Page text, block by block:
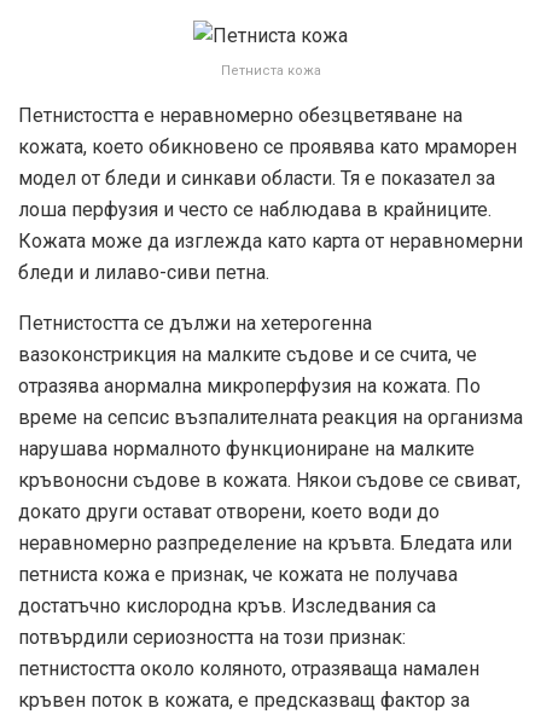
Петниста кожа
Петнистостта е неравномерно обезцветяване на
кожата, което обикновено се проявява като мраморен
модел от бледи и синкави области. Тя е показател за
лоша перфузия и често се наблюдава в крайниците.
Кожата може да изглежда като карта от неравномерни
бледи и лилаво-сиви петна.
Петнистостта се дължи на хетерогенна
вазоконстрикция на малките съдове и се счита, че
отразява анормална микроперфузия на кожата. По
време на сепсис възпалителната реакция на организма
нарушава нормалното функциониране на малките
кръвоносни съдове в кожата. Някои съдове се свиват,
докато други остават отворени, което води до
неравномерно разпределение на кръвта. Бледата или
петниста кожа е признак, че кожата не получава
достатъчно кислородна кръв. Изследвания са
потвърдили сериозността на този признак:
петнистостта около коляното, отразяваща намален
кръвен поток в кожата, е предсказващ фактор за